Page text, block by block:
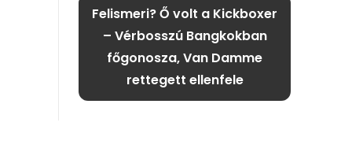
Felismeri? Ő volt a Kickboxer
– Vérbosszú Bangkokban
főgonosza, Van Damme
rettegett ellenfele